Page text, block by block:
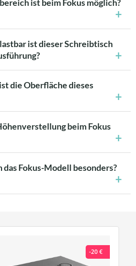
ist beim Fokus möglich?
ist dieser Schreibtisch
die Oberfläche dieses
beim Fokus
das Fokus-Modell besonders?
-20 €